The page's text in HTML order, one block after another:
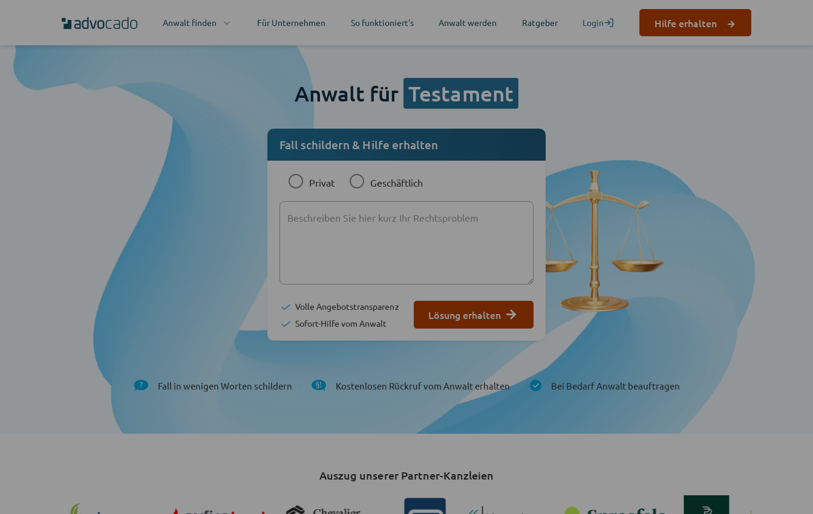
Anwalt finden Für Unternehmen So funktioniert's Anwalt werden Ratgeber Login Hilfe erhalten
Anwalt für Testament
Fall schildern & Hilfe erhalten
Privat Geschäftlich
Volle Angebotstransparenz
Sofort-Hilfe vom Anwalt
Lösung erhalten
Fall in wenigen Worten schildern Kostenlosen Rückruf vom Anwalt erhalten Bei Bedarf Anwalt beauftragen
Auszug unserer Partner-Kanzleien